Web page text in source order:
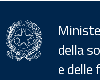
della
e delle